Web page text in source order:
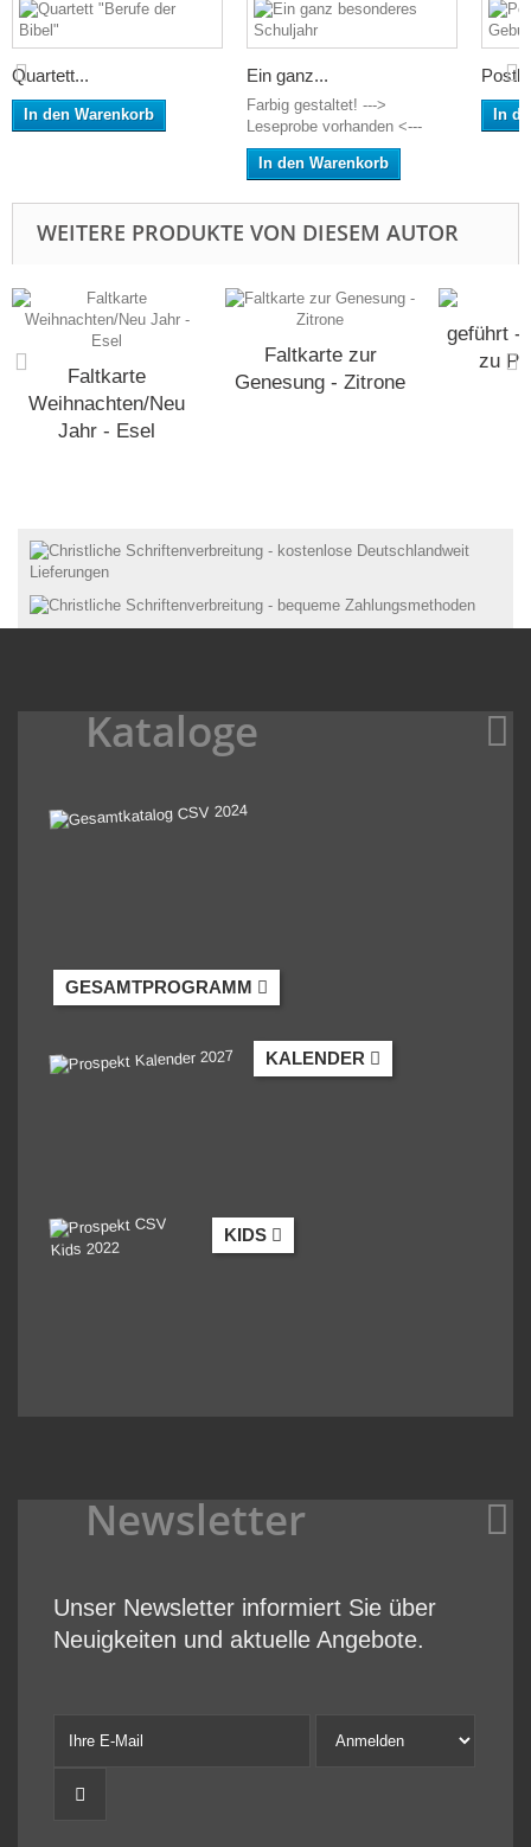
Quartett...
In den Warenkorb
Ein ganz...
Farbig gestaltet! --->
Leseprobe vorhanden <---
In den Warenkorb
In
WEITERE PRODUKTE VON DIESEM AUTOR
Faltkarte
Weihnachten/Neu
Jahr - Esel
Faltkarte zur
Genesung - Zitrone
geführt -
zu
Kataloge
GESAMTPROGRAMM
KALENDER
KIDS
Newsletter
Unser Newsletter informiert Sie über
Neuigkeiten und aktuelle Angebote.